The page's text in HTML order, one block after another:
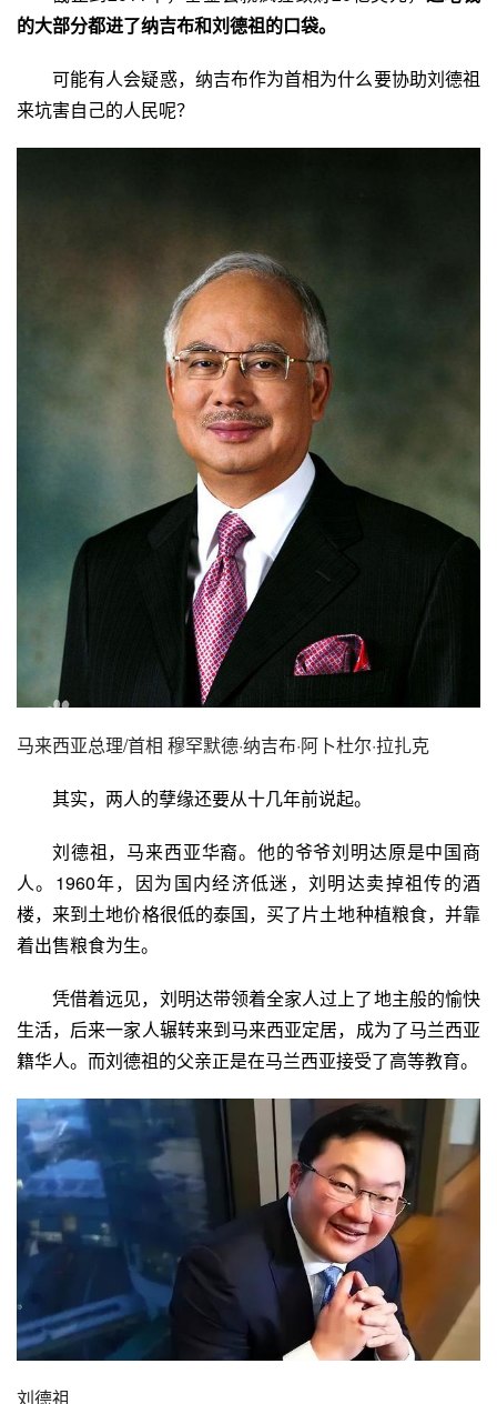
的大部分都进了纳吉布和刘德祖的口袋。
可能有人会疑惑，纳吉布作为首相为什么要协助刘德祖
来坑害自己的人民呢？
马来西亚总理/首相 穆罕默德·纳吉布·阿卜杜尔·拉扎克
其实，两人的孽缘还要从十几年前说起。
刘德祖，马来西亚华裔。他的爷爷刘明达原是中国商
人。1960年，因为国内经济低迷，刘明达卖掉祖传的酒
楼，来到土地价格很低的泰国，买了片土地种植粮食，并靠
着出售粮食为生。
凭借着远见，刘明达带领着全家人过上了地主般的愉快
生活，后来一家人辗转来到马来西亚定居，成为了马兰西亚
籍华人。而刘德祖的父亲正是在马兰西亚接受了高等教育。
刘德祖